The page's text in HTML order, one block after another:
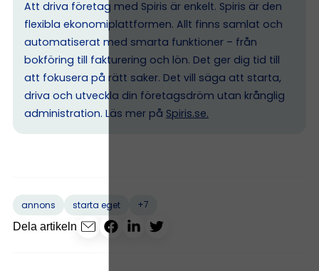
Att driva företag med Spiris är enkelt. Spiris är den
flexibla ekonomiplattformen. Allt finns samlat och
automatiserat med smarta funktioner – från
bokföring till fakturering och lön. Det ger dig tid till
att fokusera på rätt saker. Det vill säga att starta,
driva och utveckla din företagsdröm utan krånglig
administration. Läs mer på Spiris.se.
annons starta eget
+7
Dela artikeln